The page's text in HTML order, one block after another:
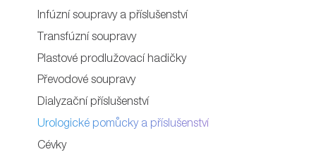
Infúzní soupravy a příslušenství
Transfúzní soupravy
Plastové prodlužovací hadičky
Převodové soupravy
Dialyzační příslušenství
Urologické pomůcky a příslušenství
Cévky